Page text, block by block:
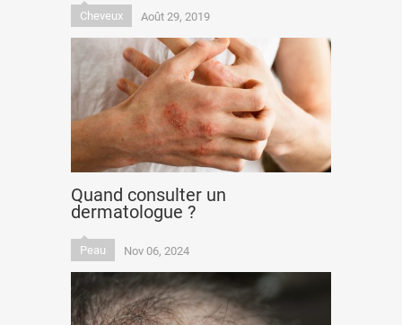
Cheveux Août 29, 2019
Quand consulter un
dermatologue ?
Peau Nov 06, 2024